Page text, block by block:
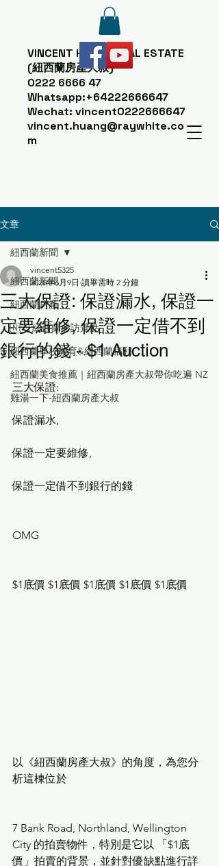
VINCENT HUANGREAL ESTATE
(紐西蘭房產大叔)
0222 6666 47
Whatsapp:+64222666647
Wechat: vincent0222666647
vincent.huang@raywhite.co
m
文章
紐西蘭新聞
紐西蘭房產
🇳🇿 紐西蘭必訪景點
紐西蘭學校教育&紐西蘭福利
紐西蘭美食推薦｜紐西蘭房產大叔帶你吃遍 NZ
雞湯一下-紐西蘭房產大叔
紐西蘭新聞
三大保證: 保證漏水, 保證一
定要維修, 保證一定借不到
銀行的錢 - $1 Auction
vincent5325
2025年6月9日 讀畢需時 2 分鐘
三大保證:
保證漏水,
保證一定要維修,
保證一定借不到銀行的錢
OMG
$1底價 $1底價 $1底價 $1底價 $1底價
以《紐西蘭房產大叔》的角度，為您分
析這棟位於
7 Bank Road, Northland, Wellington
City 的拍賣物件，特別是它以 「$1底
價」拍賣的背景，並針對優缺點進行詳